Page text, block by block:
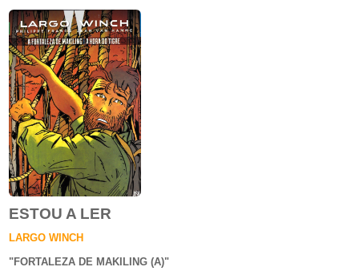
ESTOU A LER
LARGO WINCH
"FORTALEZA DE MAKILING (A)"